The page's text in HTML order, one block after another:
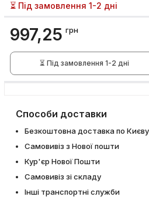
⏳ Під замовлення 1-2 дні
997,25 грн
⏳ Під замовлення 1-2 дні
Способи доставки
Безкоштовна доставка по
Самовивіз з Нової пошти
Кур'єр Нової Пошти
Самовивіз зі складу
Інші транспортні служби